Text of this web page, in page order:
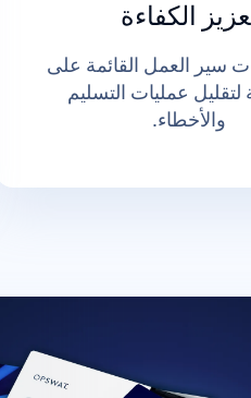
الكفاءة
سير العمل القائمة على
لتقليل عمليات التسليم
والأخطاء.